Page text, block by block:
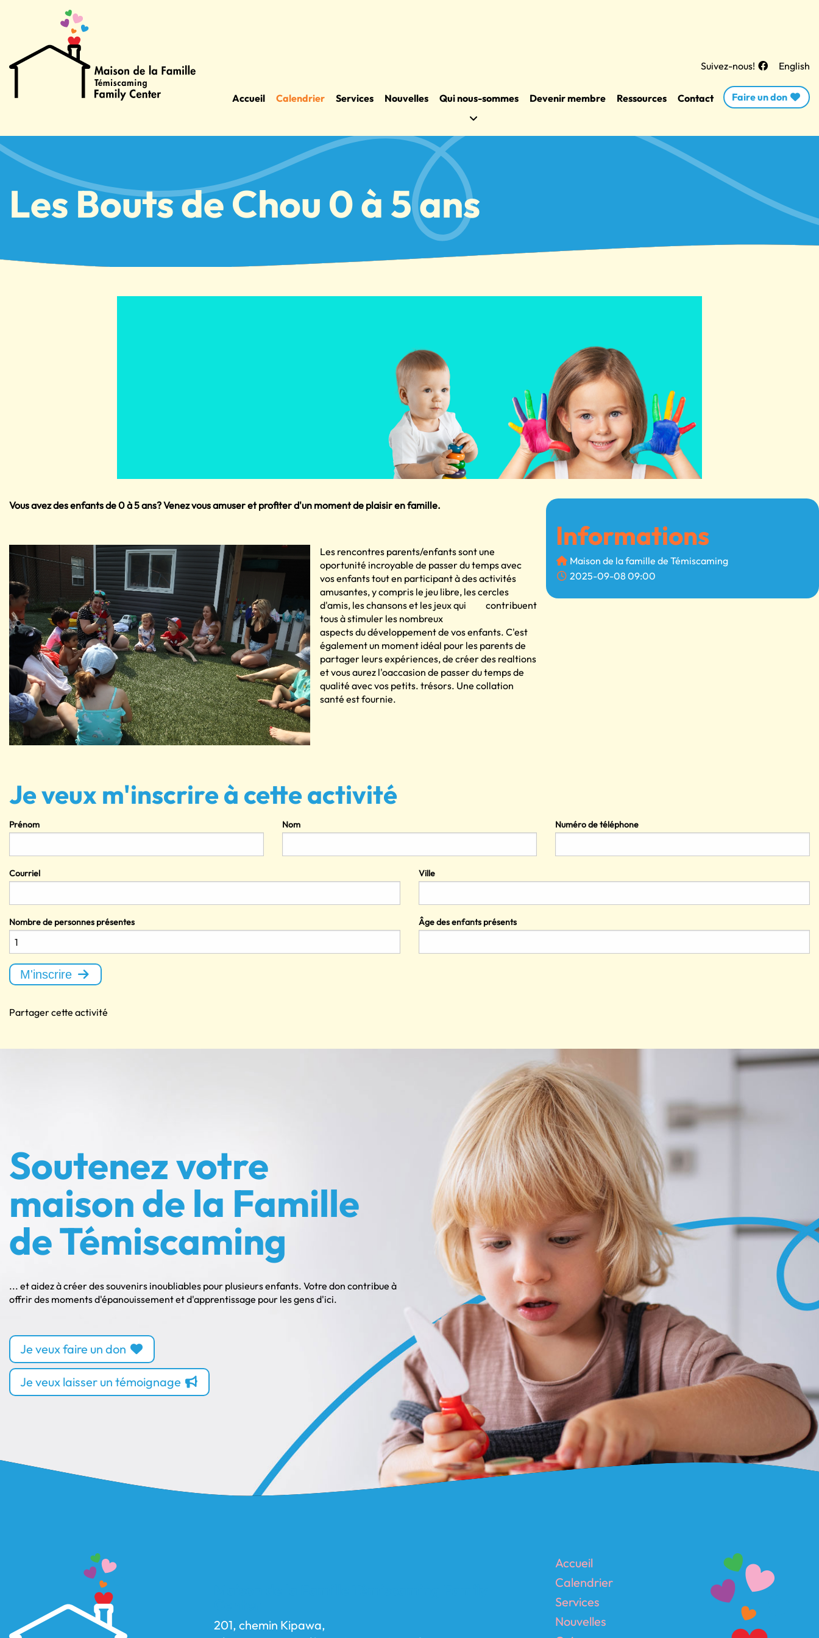
English
Suivez-nous!
Accueil Calendrier Services Nouvelles Qui nous-sommes Devenir membre Ressources Contact Faire un don
Les Bouts de Chou 0 à 5 ans
Vous avez des enfants de 0 à 5 ans? Venez vous amuser et profiter d'un moment de plaisir en famille.
Les rencontres parents/enfants sont une
oportunité incroyable de passer du temps avec
vos enfants tout en participant à des activités
amusantes, ycompris le jeu libre, les cercles
d'amis, les chansons et les jeux qui
contribuent
tous à stimuler les nombreux
aspects du développement de vos enfants. C'est
également un moment idéal pour les parents de
partager leurs expériences, de créer des realtions
et vous aurez l'oaccasion de passer du temps de
qualité avec vos petits. trésors. Une collation
santé est fournie.
Informations
Maison de la famille de Témiscaming
2025-09-08 09:00
Je veux m'inscrire à cette activité
Prénom Nom Numéro de téléphone
Courriel Ville
Nombre de personnes présentes Âge des enfants présents
M'inscrire
Partager cette activité
Soutenez votre
maison de la Famille
de Témiscaming
... et aidez à créer des souvenirs inoubliables pour plusieurs enfants. Votre don contribue à
offrir des moments d'épanouissement et d'apprentissage pour les gens d'ici.
Je veux faire un don
Je veux laisser un témoignage
201, chemin Kipawa,
Accueil
Calendrier
Services
Nouvelles